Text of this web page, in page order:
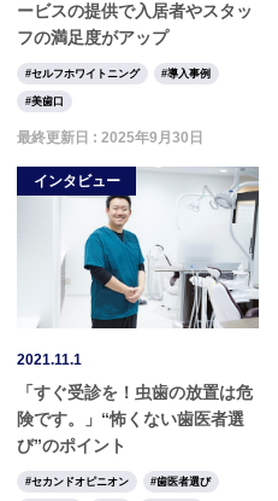
ービスの提供で入居者やスタッ
フの満足度がアップ
セルフホワイトニング 導入事例
美歯口
最終更新日 : 2025年9月30日
インタビュー
2021.11.1
「すぐ受診を！虫歯の放置は危
険です。」“怖くない歯医者選
び”のポイント
セカンドオピニオン 歯医者選び